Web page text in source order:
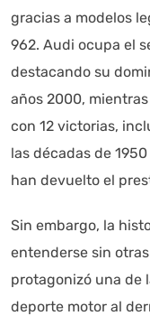
gracias a modelos
962. Audi ocupa el
destacando su
años 2000,
con 12 victorias,
las décadas de
han devuelto el
Sin embargo, la
entenderse sin
protagonizó una de
deporte motor al